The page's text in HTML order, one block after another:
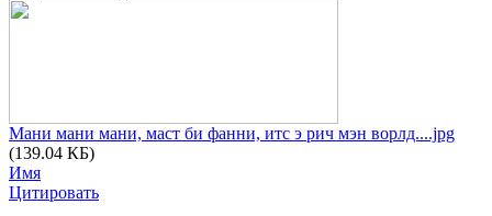
Мани мани мани, маст би фанни, итс э рич мэн ворлд....jpg
(139.04 КБ)
Имя
Цитировать